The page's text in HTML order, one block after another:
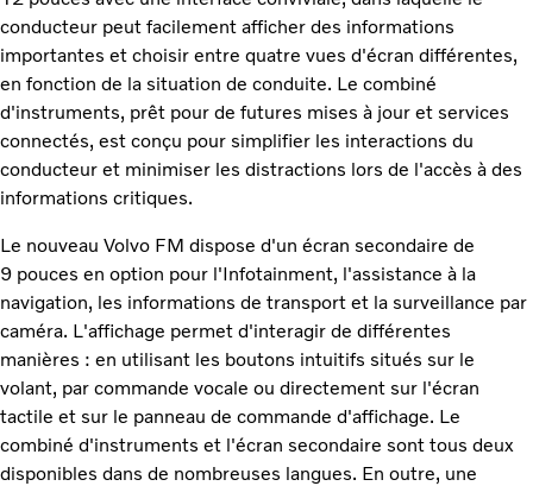
conducteur peut facilement afficher des informations
importantes et choisir entre quatre vues d'écran différentes,
en fonction de la situation de conduite. Le combiné
d'instruments, prêt pour de futures mises à jour et services
connectés, est conçu pour simplifier les interactions du
conducteur et minimiser les distractions lors de l'accès à des
informations critiques.
Le nouveau Volvo FM dispose d'un écran secondaire de
9 pouces en option pour l'Infotainment, l'assistance à la
navigation, les informations de transport et la surveillance par
caméra. L'affichage permet d'interagir de différentes
manières : en utilisant les boutons intuitifs situés sur le
volant, par commande vocale ou directement sur l'écran
tactile et sur le panneau de commande d'affichage. Le
combiné d'instruments et l'écran secondaire sont tous deux
disponibles dans de nombreuses langues. En outre, une